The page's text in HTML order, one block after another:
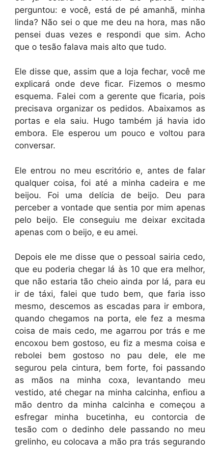
perguntou: e você, está de pé amanhã, minha
linda? Não sei o que me deu na hora, mas não
pensei duas vezes e respondi que sim. Acho
que o tesão falava mais alto que tudo.
Ele disse que, assim que a loja fechar, você me
explicará onde deve ficar. Fizemos o mesmo
esquema. Falei com a gerente que ficaria, pois
precisava organizar os pedidos. Abaixamos as
portas e ela saiu. Hugo também já havia ido
embora. Ele esperou um pouco e voltou para
conversar.
Ele entrou no meu escritório e, antes de falar
qualquer coisa, foi até a minha cadeira e me
beijou. Foi uma delícia de beijo. Deu para
perceber a vontade que sentia por mim apenas
pelo beijo. Ele conseguiu me deixar excitada
apenas com o beijo, e eu amei.
Depois ele me disse que o pessoal sairia cedo,
que eu poderia chegar lá às 10 que era melhor,
que não estaria tão cheio ainda por lá, para eu
ir de táxi, falei que tudo bem, que faria isso
mesmo, descemos as escadas para ir embora,
quando chegamos na porta, ele fez a mesma
coisa de mais cedo, me agarrou por trás e me
encoxou bem gostoso, eu fiz a mesma coisa e
rebolei bem gostoso no pau dele, ele me
segurou pela cintura, bem forte, foi passando
as mãos na minha coxa, levantando meu
vestido, até chegar na minha calcinha, enfiou a
mão dentro da minha calcinha e começou a
esfregar minha bucetinha, eu contorcia de
tesão com o dedinho dele passando no meu
grelinho, eu colocava a mão pra trás segurando